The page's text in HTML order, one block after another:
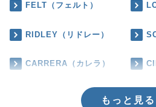
FELT（フェルト）
RIDLEY（リドレー）
CARRERA（カレラ）
もっと見る